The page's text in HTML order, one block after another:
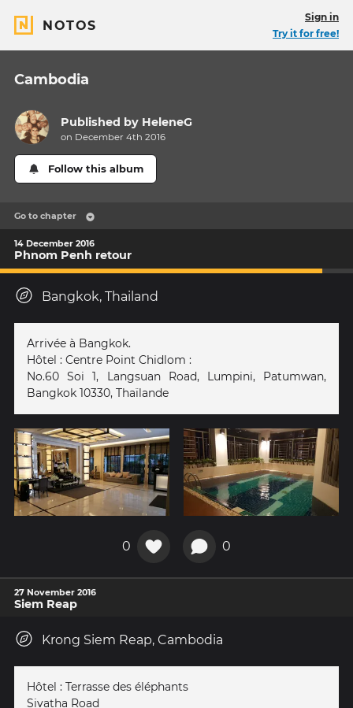
NOTOS
Sign in
Try it for free!
Cambodia
Published by HeleneG
on December 4th 2016
Follow this album
Go to chapter
14 December 2016
Phnom Penh retour
Bangkok, Thailand
Arrivée à Bangkok.
Hôtel : Centre Point Chidlom :
No.60 Soi 1, Langsuan Road, Lumpini, Patumwan,
Bangkok 10330, Thaïlande
0 0
27 November 2016
Siem Reap
Krong Siem Reap, Cambodia
Hôtel : Terrasse des éléphants
Sivatha Road